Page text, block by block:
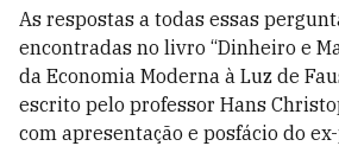
As respostas a todas essas
encontradas no livro “Dinheiro e
da Economia Moderna à Luz de
escrito pelo professor Hans
com apresentação e posfácio do